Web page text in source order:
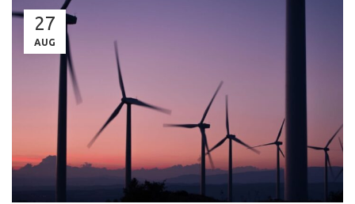
27
AUG